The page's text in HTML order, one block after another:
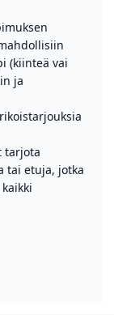
(kiinteä vai
ja
tarjota
tai etuja, jotka